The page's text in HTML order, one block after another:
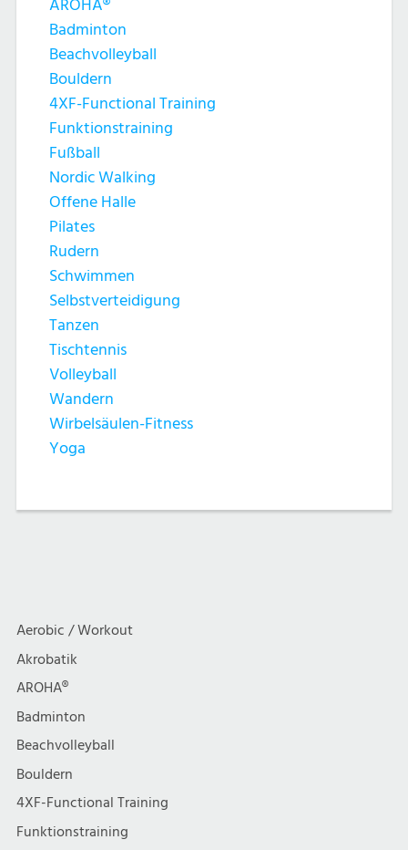
AROHA®
Badminton
Beachvolleyball
Bouldern
4XF-Functional Training
Funktionstraining
Fußball
Nordic Walking
Offene Halle
Pilates
Rudern
Schwimmen
Selbstverteidigung
Tanzen
Tischtennis
Volleyball
Wandern
Wirbelsäulen-Fitness
Yoga
Aerobic / Workout
Akrobatik
AROHA®
Badminton
Beachvolleyball
Bouldern
4XF-Functional Training
Funktionstraining